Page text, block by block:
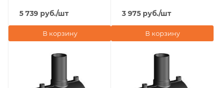
5 739 руб./шт
В корзину
3 975 руб./шт
В корзину